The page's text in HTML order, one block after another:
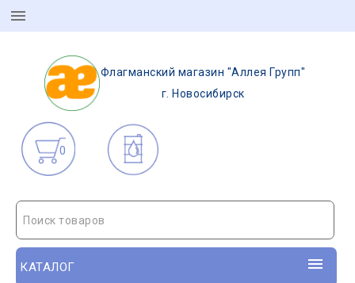
Флагманский магазин "Аллея Групп"
г. Новосибирск
0
Поиск товаров
КАТАЛОГ